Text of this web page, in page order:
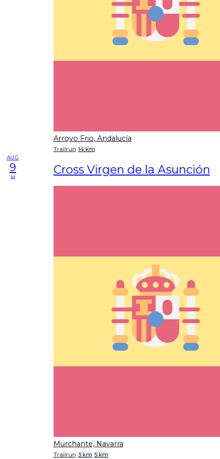
Arroyo Frio, Andalucía
Trailrun 14 km
AUG
9
so Cross Virgen de la Asunción
Murchante, Navarra
Trailrun 3 km 5 km